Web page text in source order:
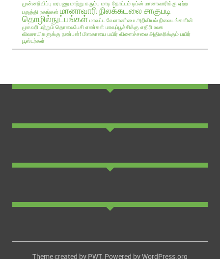
முன்னறிவிப்பு மரபணு மாற்று கரும்பு மாடி தோட்டம் டிப்ஸ் மானாவாரிக்கு ஏற்ற
பருத்தி ரகங்கள் மானாவாரி நிலக்கடலை சாகுபடி
தொழில்நுட்பங்கள் மாவட்ட வேளாண்மை அறிவியல் நிலையங்களின்
முகவரி மற்றும் தொலைபேசி எண்கள் மாவுப்பூச்சிக்கு எதிரி உலக
விவசாயிகளுக்கு நண்பன்! மிளகாயை பயிர் விளைச்சலை அதிகரிக்கும் பயிர்
பூஸ்டர்கள்
Theme created by PWT. Powered byWordPress.org